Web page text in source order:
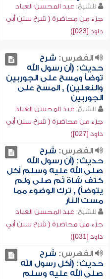
للشيخ: عبد المحسن العباد
جزء من محاضرة ( شرح سنن أبي
داود [023])
الفهرس: شرح
حديث: (أن رسول الله
توضأ ومسح على الجوربين
والنعلين) , المسح على
الجوربين
للشيخ: عبد المحسن العباد
جزء من محاضرة ( شرح سنن أبي
داود [027])
الفهرس: شرح
حديث: (أن رسول الله
صلى الله عليه وسلم أكل
كتف شاة ثم صلى ولم
يتوضأ) , ترك الوضوء مما
مست النار
للشيخ: عبد المحسن العباد
جزء من محاضرة ( شرح سنن أبي
داود [031])
الفهرس: شرح
حديث: (أكل رسول الله
صلى الله عليه وسلم